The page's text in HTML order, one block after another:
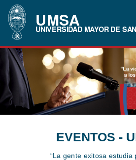
UMSA
UNIVERSIDAD MAYOR DE
EVENTOS -
“La gente exitosa estudia